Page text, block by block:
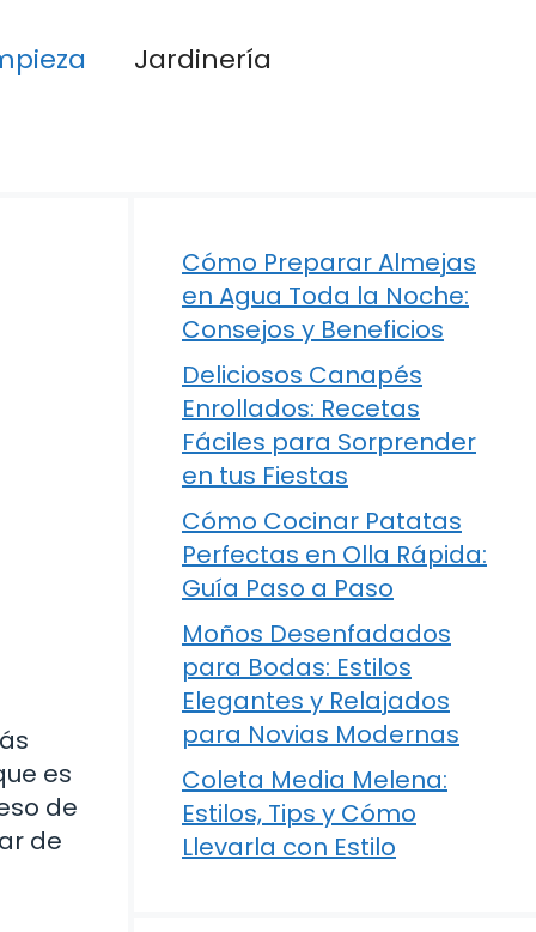
Jardinería
es
de
de
Cómo Preparar Almejas
en Agua Toda la Noche:
Consejos y Beneficios
Deliciosos Canapés
Enrollados: Recetas
Fáciles para Sorprender
en tus Fiestas
Cómo Cocinar Patatas
Perfectas en Olla Rápida:
Guía Paso a Paso
Moños Desenfadados
para Bodas: Estilos
Elegantes y Relajados
para Novias Modernas
Coleta Media Melena:
Estilos, Tips y Cómo
Llevarla con Estilo